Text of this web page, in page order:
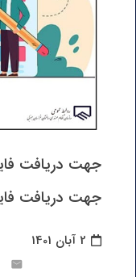
جهت دریافت
جهت دریافت
2 آبان 1401